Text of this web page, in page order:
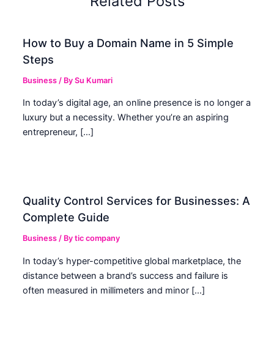
How to Buy a Domain Name in 5 Simple
Steps
Business / BySu Kumari
In today’s digital age, an online presence is no longer a
luxury but a necessity. Whether you’re an aspiring
entrepreneur, […]
Quality Control Services for Businesses: A
Complete Guide
Business / Bytic company
In today’s hyper-competitive global marketplace, the
distance between a brand’s success and failure is
often measured in millimeters and minor […]